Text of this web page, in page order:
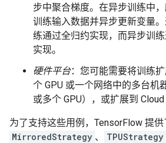
步中聚合梯度。在异步训练中
训练输入数据并异步更新变量
练通过全归约实现，而异步训
实现。
硬件平台：您可能需要将训练
个 GPU 或一个网络中的多台机
或多个 GPU），或扩展到 Cloud
为了支持这些用例，TensorFlow 提供
MirroredStrategy 、 TPUStrategy